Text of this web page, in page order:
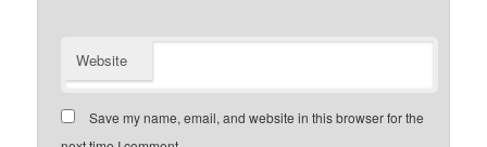
Website
Save my name, email, and website in this browser for the